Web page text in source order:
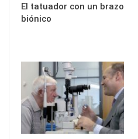
El tatuador con un brazo
biónico